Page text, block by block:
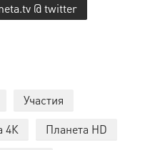
@ twitter
Участия
4К
Планета HD